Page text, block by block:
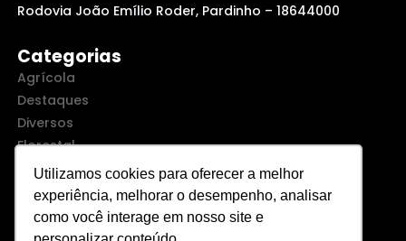
Utilizamos cookies para oferecer a melhor
experiência, melhorar o desempenho, analisar
como você interage em nosso site e
Rodovia João Emílio Roder, Pardinho – 18644000
Categorias
Agrícola
Destaques
Diversos
Florestal
Trituração
Urbana